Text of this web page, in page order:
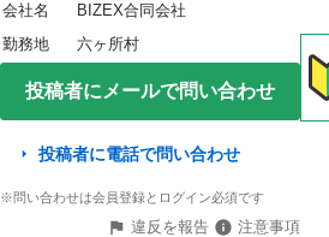
会社名
BIZEX合同会社
勤務地
六ヶ所村
投稿者にメールで問い合わせ
投稿者に電話で問い合わせ
※問い合わせは会員登録とログイン必須です
違反を報告
注意事項